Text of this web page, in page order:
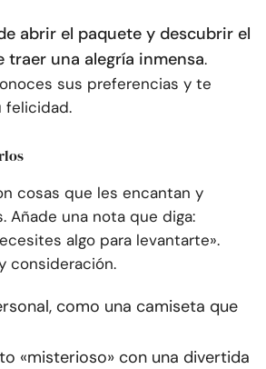
abrir el paquete y descubrir el
traer una alegría inmensa.
sus preferencias y te
felicidad.
cosas que les encantan y
Añade una nota que diga:
algo para levantarte».
consideración.
como una camiseta que
«misterioso» con una divertida